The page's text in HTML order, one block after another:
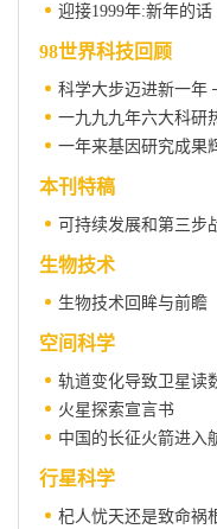
迎接1999年:新年的话
98世界科技回顾
一九九九年六大科研
一年来基因研究成果
本刊特稿
可持续发展和第三步
生物技术
生物技术回眸与前瞻
空间科学
轨道变化导致卫星读
火星探索宣言书
中国的长征火箭进入
行星科学
杞人忧天还是致命祸